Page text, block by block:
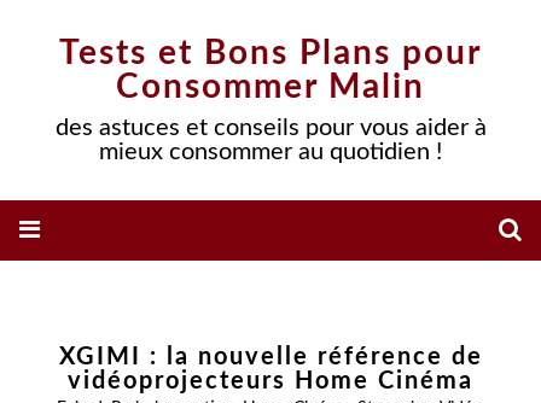
Tests et Bons Plans pour
Consommer Malin
des astuces et conseils pour vous aider à
mieux consommer au quotidien !
XGIMI : la nouvelle référence de
vidéoprojecteurs Home Cinéma